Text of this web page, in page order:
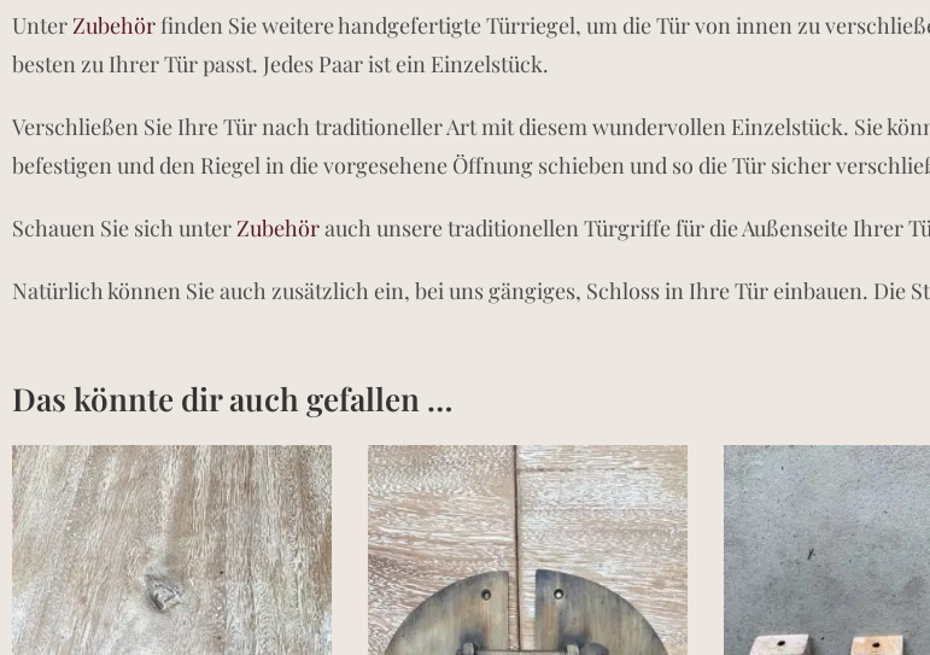
UnterZubehörfinden Sie weitere handgefertigte Türriegel, um die Tür von innen zu
besten zu Ihrer Tür passt. Jedes Paar ist ein Einzelstück.
Verschließen Sie Ihre Tür nach traditioneller Art mit diesem wundervollen Einzelstück. Sie
befestigen und den Riegel in die vorgesehene Öffnung schieben und so die Tür sicher
Schauen Sie sich unterZubehörauch unsere traditionellen Türgriffe für die Außenseite Ihrer
Natürlich können Sie auch zusätzlich ein, bei uns gängiges, Schloss in Ihre Tür einbauen. Die
Das könnte dir auch gefallen …